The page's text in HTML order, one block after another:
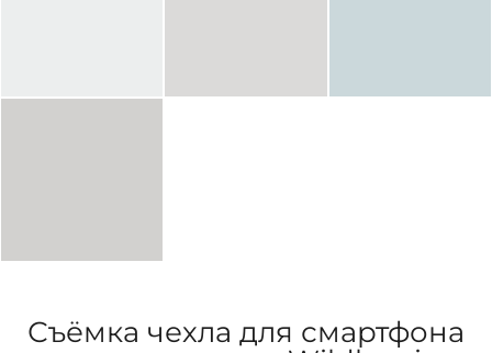
Съёмка чехла для смартфона